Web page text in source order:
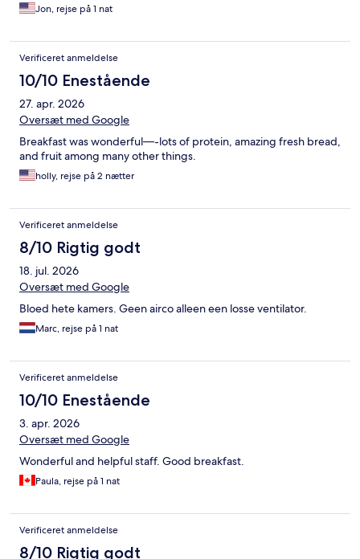
Jon, rejse på 1 nat
Verificeret anmeldelse
10/10 Enestående
27. apr. 2026
Oversæt med Google
Breakfast was wonderful—-lots of protein, amazing fresh bread,
and fruit among many other things.
holly, rejse på 2 nætter
Verificeret anmeldelse
8/10 Rigtig godt
18. jul. 2026
Oversæt med Google
Bloed hete kamers. Geen airco alleen een losse ventilator.
Marc, rejse på 1 nat
Verificeret anmeldelse
10/10 Enestående
3. apr. 2026
Oversæt med Google
Wonderful and helpful staff. Good breakfast.
Paula, rejse på 1 nat
Verificeret anmeldelse
8/10 Rigtig godt